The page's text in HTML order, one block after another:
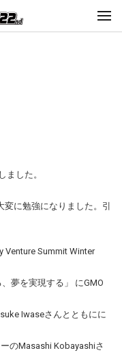
ました。
に勉強になりました。引
Summit Winter
夢を実現する」 にGMO
Iwaseさんとともにに
のMasashi Kobayashiさ